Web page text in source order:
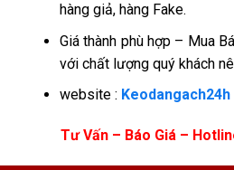
hàng giả, hàng Fake.
Giá thành phù hợp – Mua
với chất lượng quý khách
website : Keodangach24h
Tư Vấn – Báo Giá –